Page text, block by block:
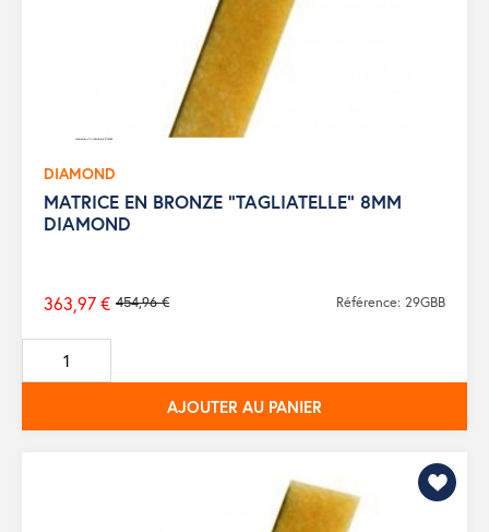
DIAMOND
MATRICE EN BRONZE "TAGLIATELLE" 8MM
DIAMOND
Prix
de
base
454,96 €
363,97 € Référence: 29GBB
AJOUTER AU PANIER